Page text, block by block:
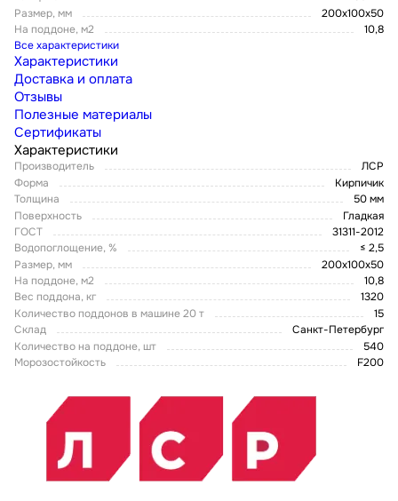
Размер, мм
200х100х50
На поддоне, м2
10,8
Все характеристики
Характеристики
Доставка и оплата
Отзывы
Полезные материалы
Сертификаты
Характеристики
Производитель
ЛСР
Форма
Кирпичик
Толщина
50 мм
Поверхность
Гладкая
ГОСТ
31311-2012
Водопоглощение, %
≤ 2,5
Размер, мм
200х100х50
На поддоне, м2
10,8
Вес поддона, кг
1320
Количество поддонов в машине 20 т
15
Склад
Санкт-Петербург
Количество на поддоне, шт
540
Морозостойкость
F200